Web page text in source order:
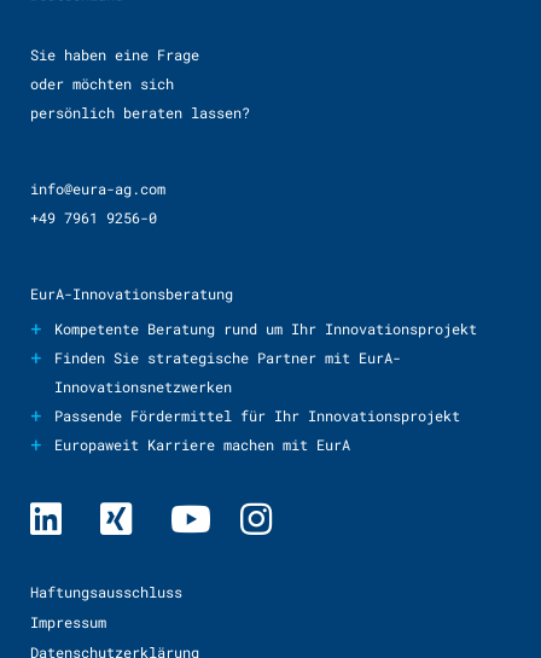
Sie haben eine Frage
oder möchten sich
persönlich beraten lassen?
info@eura-ag.com
+49 7961 9256-0
EurA-Innovationsberatung
+ Kompetente Beratung rund um Ihr Innovationsprojekt
+
Finden Sie strategische Partner mit EurA-
Innovationsnetzwerken
+ Passende Fördermittel für Ihr Innovationsprojekt
+ Europaweit Karriere machen mit EurA
Haftungsausschluss
Impressum
Datenschutzerklärung